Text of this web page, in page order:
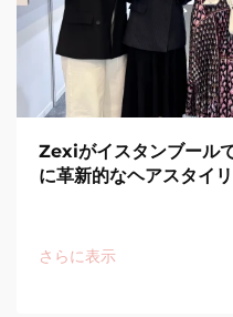
Zexiがイスタンブール
に革新的なヘアスタイ
さらに表示